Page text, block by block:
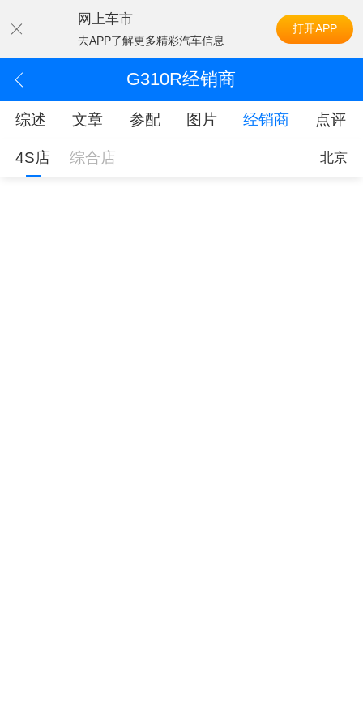
网上车市
去APP了解更多精彩汽车信息
打开APP
G310R经销商
综述 文章 参配 图片 经销商 点评
4S店 综合店 北京